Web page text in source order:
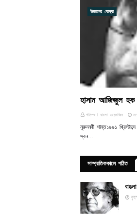
উজানের যোদ্ধা
হাসান আজিজুল হক
গতিপথ ꘡ বাংলা ওয়েবজিন
নূরুননবী শান্ত১৯৯১
স্বন…
সাম্প্রতিককালে পঠিত